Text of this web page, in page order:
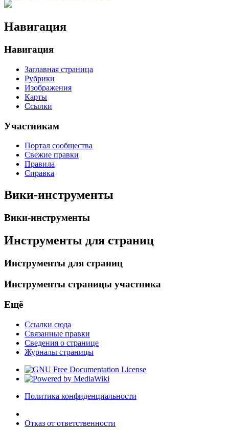
Навигация
Навигация
Заглавная страница
Рубрики
Изображения
Карты
Ссылки
Участникам
Портал сообщества
Свежие правки
Правила
Справка
Вики-инструменты
Вики-инструменты
Инструменты для страниц
Инструменты для страниц
Инструменты страницы участника
Ещё
Ссылки сюда
Связанные правки
Сведения о странице
Журналы страницы
Политика конфиденциальности
Отказ от ответственности